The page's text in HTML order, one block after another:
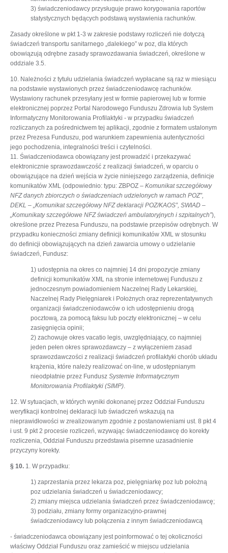
3) świadczeniodawcy przysługuje prawo korygowania raportów
statystycznych będących podstawą wystawienia rachunków.
Zasady określone w pkt 1-3 w zakresie podstawy rozliczeń nie dotyczą
świadczeń transportu sanitarnego „dalekiego” w poz, dla których
obowiązują odrębne zasady sprawozdawania świadczeń, określone w
oddziale 3.5.
10. Należności z tytułu udzielania świadczeń wypłacane są raz w miesiącu
na podstawie wystawionych przez świadczeniodawcę rachunków.
Wystawiony rachunek przesyłany jest w formie papierowej lub w formie
elektronicznej poprzez Portal Narodowego Funduszu Zdrowia lub System
Informatyczny Monitorowania Profilaktyki - w przypadku świadczeń
rozliczanych za pośrednictwem tej aplikacji, zgodnie z formatem ustalonym
przez Prezesa Funduszu, pod warunkiem zapewnienia autentyczności
jego pochodzenia, integralności treści i czytelności.
11. Świadczeniodawca obowiązany jest prowadzić i przekazywać
elektronicznie sprawozdawczość z realizacji świadczeń, w oparciu o
obowiązujące na dzień wejścia w życie niniejszego zarządzenia, definicje
komunikatów XML (odpowiednio: typu: ZBPOZ – Komunikat szczegółowy
NFZ danych zbiorczych o świadczeniach udzielonych w ramach POZ”,
DEKL – „Komunikat szczegółowy NFZ deklaracji POZ/KAOS”, SWIAD –
„Komunikaty szczegółowe NFZ świadczeń ambulatoryjnych i szpitalnych”),
określone przez Prezesa Funduszu, na podstawie przepisów odrębnych. W
przypadku konieczności zmiany definicji komunikatów XML w stosunku
do definicji obowiązujących na dzień zawarcia umowy o udzielanie
świadczeń, Fundusz:
1) udostępnia na okres co najmniej 14 dni propozycje zmiany
definicji komunikatów XML na stronie internetowej Funduszu z
jednoczesnym powiadomieniem Naczelnej Rady Lekarskiej,
Naczelnej Rady Pielęgniarek i Położnych oraz reprezentatywnych
organizacji świadczeniodawców o ich udostępnieniu drogą
pocztową, za pomocą faksu lub poczty elektronicznej – w celu
zasięgnięcia opinii;
2) zachowuje okres vacatio legis, uwzględniający, co najmniej
jeden pełen okres sprawozdawczy – z wyłączeniem zasad
sprawozdawczości z realizacji świadczeń profilaktyki chorób układu
krążenia, które należy realizować on-line, w udostępnianym
nieodpłatnie przez Fundusz Systemie Informatycznym
Monitorowania Profilaktyki (SIMP).
12. W sytuacjach, w których wyniki dokonanej przez Oddział Funduszu
weryfikacji kontrolnej deklaracji lub świadczeń wskazują na
nieprawidłowości w zrealizowanym zgodnie z postanowieniami ust. 8 pkt 4
i ust. 9 pkt 2 procesie rozliczeń, wzywając świadczeniodawcę do korekty
rozliczenia, Oddział Funduszu przedstawia pisemne uzasadnienie
przyczyny korekty.
§ 10. 1. W przypadku:
1) zaprzestania przez lekarza poz, pielęgniarkę poz lub położną
poz udzielania świadczeń u świadczeniodawcy;
2) zmiany miejsca udzielania świadczeń przez świadczeniodawcę;
3) podziału, zmiany formy organizacyjno-prawnej
świadczeniodawcy lub połączenia z innym świadczeniodawcą
- świadczeniodawca obowiązany jest poinformować o tej okoliczności
właściwy Oddział Funduszu oraz zamieścić w miejscu udzielania